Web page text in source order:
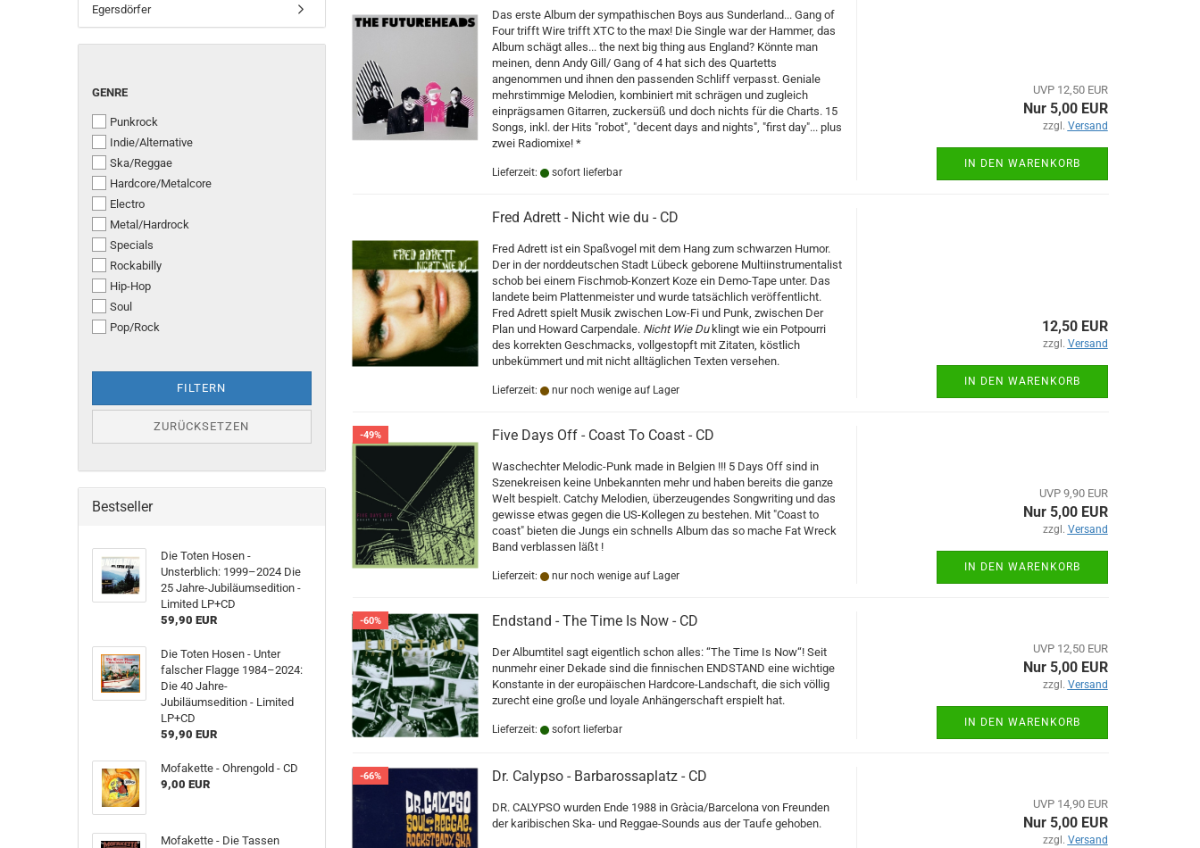
Das erste Album der sympathischen Boys aus Sunderland... Gang of
Four trifft Wire trifft XTC to the max! Die Single war der Hammer, das
Album schägt alles... the next big thing aus England? Könnte man
meinen, denn Andy Gill/ Gang of 4 hat sich des Quartetts
angenommen und ihnen den passenden Schliff verpasst. Geniale
mehrstimmige Melodien, kombiniert mit schrägen und zugleich
einprägsamen Gitarren, zuckersüß und doch nichts für die Charts. 15
Songs, inkl. der Hits "robot", "decent days and nights", "first day"... plus
zwei Radiomixe! *
Lieferzeit: sofort lieferbar
UVP 12,50 EUR
Nur 5,00 EUR
zzgl. Versand
IN DEN WARENKORB
Fred Adrett - Nicht wie du - CD
Fred Adrett ist ein Spaßvogel mit dem Hang zum schwarzen Humor.
Der in der norddeutschen Stadt Lübeck geborene Multiinstrumentalist
schob bei einem Fischmob-Konzert Koze ein Demo-Tape unter. Das
landete beim Plattenmeister und wurde tatsächlich veröffentlicht.
Fred Adrett spielt Musik zwischen Low-Fi und Punk, zwischen Der
Plan und Howard Carpendale. Nicht Wie Duklingt wie ein Potpourri
des korrekten Geschmacks, vollgestopft mit Zitaten, köstlich
unbekümmert und mit nicht alltäglichen Texten versehen.
Lieferzeit: nur noch wenige auf Lager
12,50 EUR
zzgl. Versand
IN DEN WARENKORB
-49% Five Days Off - Coast To Coast - CD
Waschechter Melodic-Punk made in Belgien !!! 5 Days Off sind in
Szenekreisen keine Unbekannten mehr und haben bereits die ganze
Welt bespielt. Catchy Melodien, überzeugendes Songwriting und das
gewisse etwas gegen die US-Kollegen zu bestehen. Mit "Coast to
coast" bieten die Jungs ein schnells Album das so mache Fat Wreck
Band verblassen läßt !
Lieferzeit: nur noch wenige auf Lager
UVP 9,90 EUR
Nur 5,00 EUR
zzgl. Versand
IN DEN WARENKORB
-60% Endstand - The Time Is Now - CD
Der Albumtitel sagt eigentlich schon alles: “The Time Is Now“! Seit
nunmehr einer Dekade sind die finnischen ENDSTAND eine wichtige
Konstante in der europäischen Hardcore-Landschaft, die sich völlig
zurecht eine große und loyale Anhängerschaft erspielt hat.
Lieferzeit: sofort lieferbar
UVP 12,50 EUR
Nur 5,00 EUR
zzgl. Versand
IN DEN WARENKORB
-66% Dr. Calypso - Barbarossaplatz - CD
DR. CALYPSO wurden Ende 1988 in Gràcia/Barcelona von Freunden
der karibischen Ska- und Reggae-Sounds aus der Taufe gehoben.
UVP 14,90 EUR
Nur 5,00 EUR
zzgl. Versand
Egersdörfer
GENRE
GENRE
Punkrock
Indie/Alternative
Ska/Reggae
Hardcore/Metalcore
Electro
Metal/Hardrock
Specials
Rockabilly
Hip-Hop
Soul
Pop/Rock
FILTERN
ZURÜCKSETZEN
Bestseller
Die Toten Hosen -
Unsterblich: 1999–2024 Die
25 Jahre-Jubiläumsedition -
Limited LP+CD
59,90 EUR
Die Toten Hosen - Unter
falscher Flagge 1984–2024:
Die 40 Jahre-
Jubiläumsedition - Limited
LP+CD
59,90 EUR
Mofakette - Ohrengold - CD
9,00 EUR
Mofakette - Die Tassen